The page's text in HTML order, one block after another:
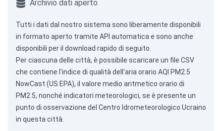
Archivio dati aperto
Tutti i dati dal nostro sistema sono liberamente disponibili
in formato aperto tramite API automatica e sono anche
disponibili per il download rapido di seguito.
Per ciascuna delle città, è possibile scaricare un file CSV
che contiene l'indice di qualità dell'aria orario AQI PM2.5
NowCast (US EPA), il valore medio aritmetico orario di
PM2.5, nonché indicatori meteorologici, se è presente un
punto di osservazione del Centro Idrometeorologico Ucraino
in questa città.